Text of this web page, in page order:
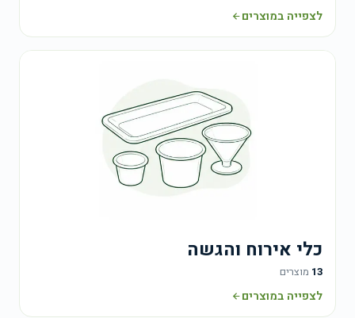
לצפייה במוצרים
כלי אירוח והגשה
13 מוצרים
לצפייה במוצרים